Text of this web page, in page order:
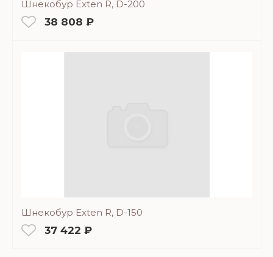
Шнекобур Exten R, D-200
38 808 ₽
Шнекобур Exten R, D-150
37 422 ₽